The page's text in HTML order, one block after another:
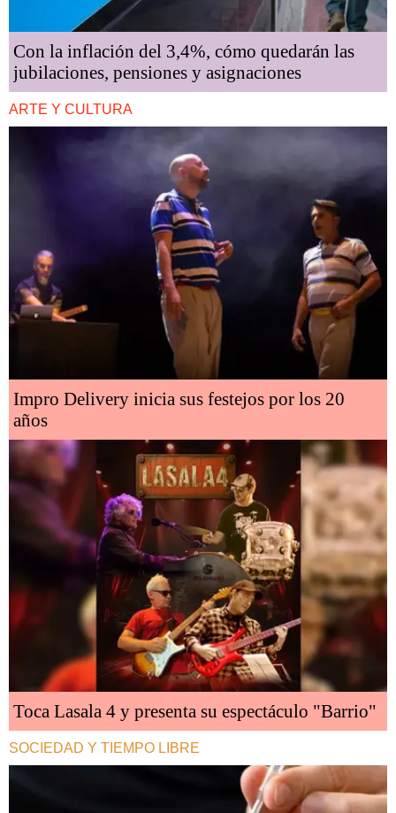
Con la inflación del 3,4%, cómo quedarán las
jubilaciones, pensiones y asignaciones
ARTE Y CULTURA
Impro Delivery inicia sus festejos por los 20
años
Toca Lasala 4 y presenta su espectáculo "Barrio"
SOCIEDAD Y TIEMPO LIBRE